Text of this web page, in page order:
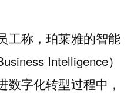
工称，珀莱雅的智能
Intelligence）
数字化转型过程中，